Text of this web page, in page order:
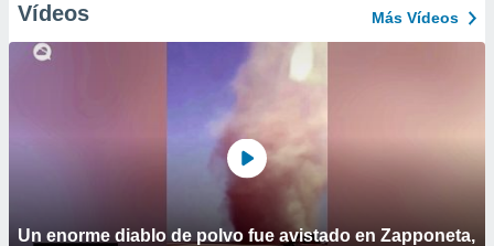
Vídeos Más Vídeos
Un enorme diablo de polvo fue avistado en Zapponeta,